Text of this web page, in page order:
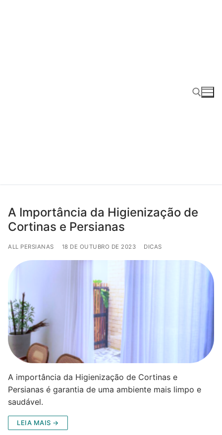
A Importância da Higienização de
Cortinas e Persianas
ALL PERSIANAS 18 DE OUTUBRO DE 2023 DICAS
A importância da Higienização de Cortinas e
Persianas é garantia de uma ambiente mais limpo e
saudável.
LEIA MAIS →